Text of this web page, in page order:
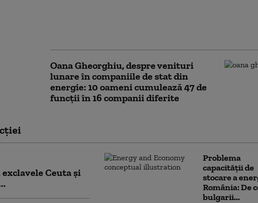
Oana Gheorghiu, despre venituri
lunare în companiile de stat din
energie: 10 oameni cumulează 47 de
funcţii în 16 companii diferite
Ceuta și
Problema
capacității de
stocare a
România: De
bulgarii...